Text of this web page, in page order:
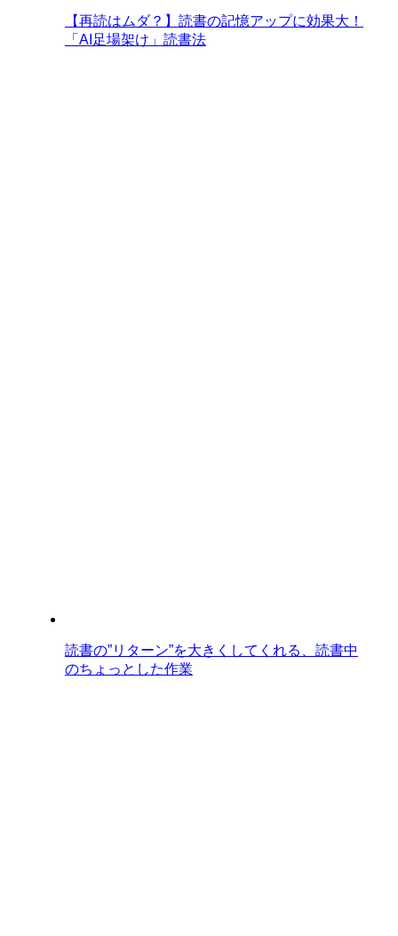
【再読はムダ？】読書の記憶アップに効果大！
「AI足場架け」読書法
読書の”リターン”を大きくしてくれる、読書中
のちょっとした作業